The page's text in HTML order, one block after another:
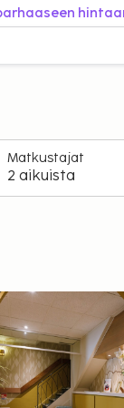
Matkustajat
2 aikuista